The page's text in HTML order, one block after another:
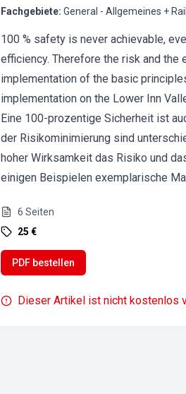
Fachgebiete: General - Allgemeines +
100 % safety is never achievable,
efficiency. Therefore the risk and
implementation of the basic
implementation on the Lower Inn
Eine 100-prozentige Sicherheit ist
der Risikominimierung sind
hoher Wirksamkeit das Risiko und
einigen Beispielen exemplarische
6 Seiten
25 €
PDF bestellen
Dieser Artikel ist nicht kostenlos